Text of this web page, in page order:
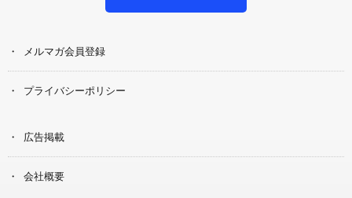
メルマガ会員登録
プライバシーポリシー
広告掲載
会社概要